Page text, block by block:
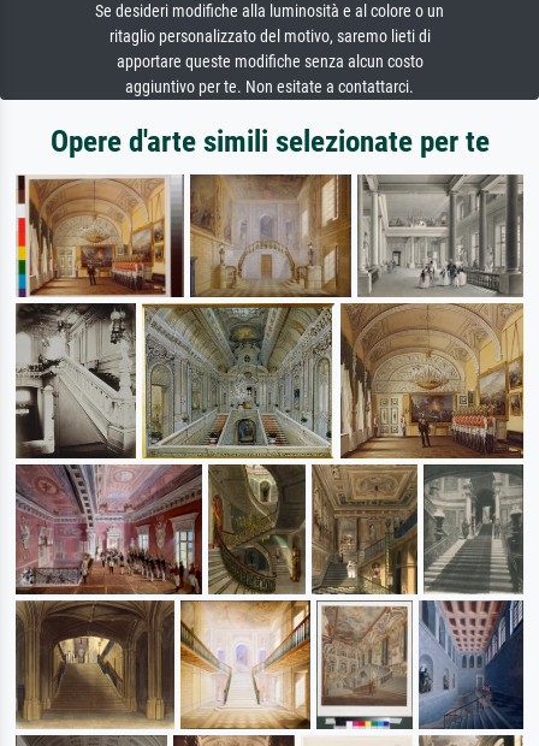
Se desideri modifiche alla luminosità e al colore o un
ritaglio personalizzato del motivo, saremo lieti di
apportare queste modifiche senza alcun costo
aggiuntivo per te. Non esitate a contattarci.
Opere d'arte simili selezionate per te